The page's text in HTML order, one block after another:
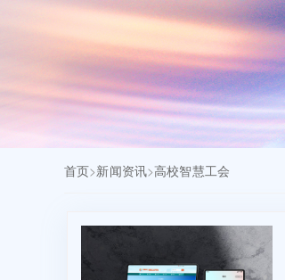
首页>新闻资讯>高校智慧工会